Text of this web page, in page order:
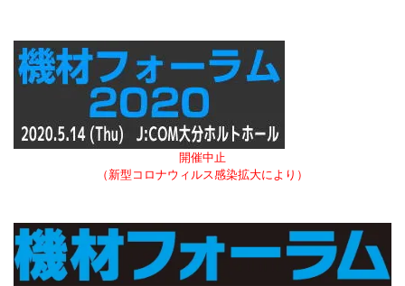
開催中止
（新型コロナウィルス感染拡大により）